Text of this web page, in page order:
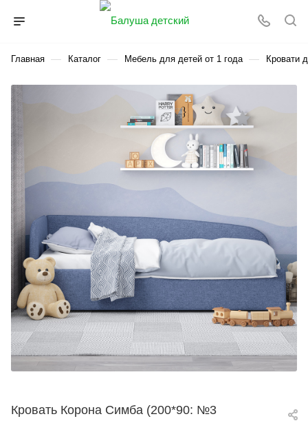
Главная — Каталог — Мебель для детей от 1 года — Кровати
Кровать Корона Симба (200*90: №3